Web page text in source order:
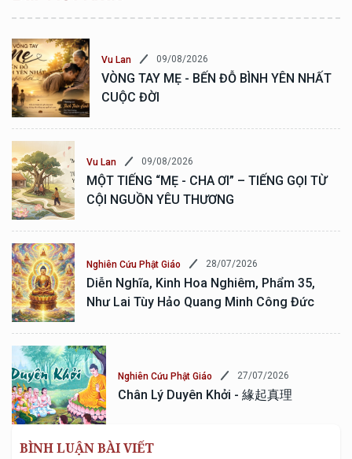
Vu Lan 09/08/2026
VÒNG TAY MẸ - BẾN ĐỖ BÌNH YÊN NHẤT
CUỘC ĐỜI
Vu Lan 09/08/2026
MỘT TIẾNG “MẸ - CHA ƠI” – TIẾNG GỌI TỪ
CỘI NGUỒN YÊU THƯƠNG
Nghiên Cứu Phật Giáo 28/07/2026
Diễn Nghĩa, Kinh Hoa Nghiêm, Phẩm 35,
Như Lai Tùy Hảo Quang Minh Công Đức
Nghiên Cứu Phật Giáo 27/07/2026
Chân Lý Duyên Khởi - 緣起真理
BÌNH LUẬN BÀI VIẾT